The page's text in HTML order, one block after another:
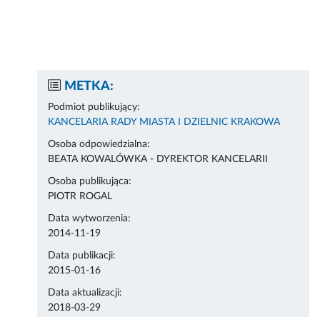
METKA:
Podmiot publikujący:
KANCELARIA RADY MIASTA I DZIELNIC KRAKOWA
Osoba odpowiedzialna:
BEATA KOWALÓWKA - DYREKTOR KANCELARII
Osoba publikująca:
PIOTR ROGAL
Data wytworzenia:
2014-11-19
Data publikacji:
2015-01-16
Data aktualizacji:
2018-03-29